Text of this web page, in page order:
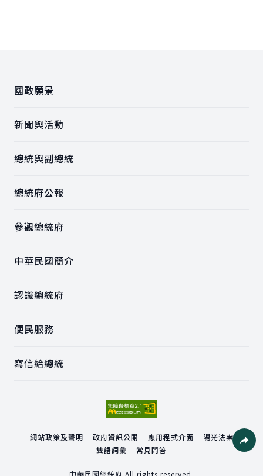
國政願景
新聞與活動
總統與副總統
總統府公報
參觀總統府
中華民國簡介
認識總統府
便民服務
寫信給總統
網站政策及聲明 政府資訊公開 應用程式介面
陽光法案
雙語詞彙
常見問答
中華民國總統府 All rights reserved.